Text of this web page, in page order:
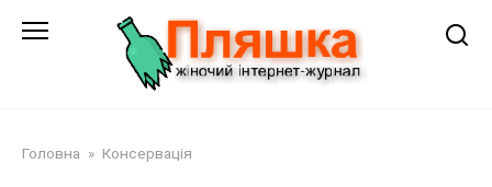
Головна » Консервація